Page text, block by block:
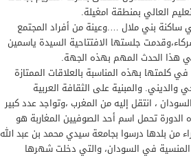
العالي بمنطقة امغيلة.
ساكنة بني ملال ….وعينة من أفراد المجتمع
جلستها الافتتاحية السيدة ياسمين
في هذا الحدث المهم بهذه الجهة.
بهذه المناسبة بالعلاقات الممتازة
والمبنية على الثقافة العربية
، انتقل إليه من المغرب ،وتواجد عدد كبير
تحمل اسم أحد الصوفيين المغاربة هو
من بلدها درسوا بجامعة سيدي محمد بن عبد الله
في السودان، والتي دخلت شهرها